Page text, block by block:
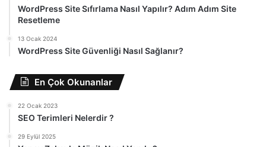
WordPress Site Sıfırlama Nasıl Yapılır? Adım Adım Site
Resetleme
13 Ocak 2024
WordPress Site Güvenliği Nasıl Sağlanır?
En Çok Okunanlar
22 Ocak 2023
SEO Terimleri Nelerdir ?
29 Eylül 2025